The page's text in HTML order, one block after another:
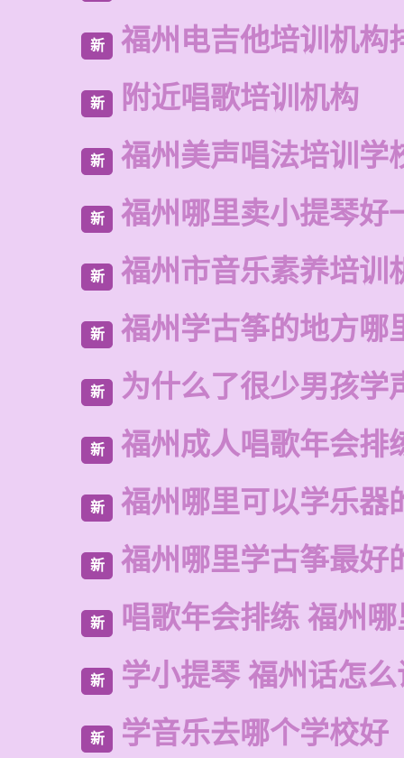
新 福州电吉他培训机构
新 附近唱歌培训机构
新 福州美声唱法培训学
新 福州哪里卖小提琴好
新 福州市音乐素养培训
新 福州学古筝的地方哪
新 为什么了很少男孩学
新 福州成人唱歌年会排
新 福州哪里可以学乐器
新 福州哪里学古筝最好
新 唱歌年会排练 福州
新 学小提琴 福州话怎
新 学音乐去哪个学校好